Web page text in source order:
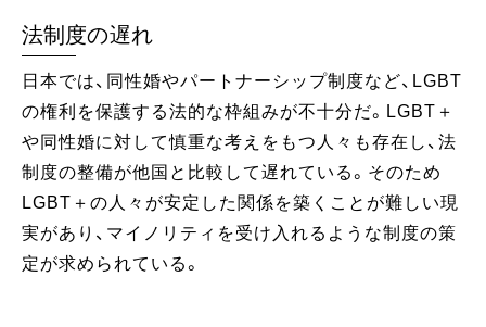
法制度の遅れ
日本では、同性婚やパートナーシップ制度など、LGBT
の権利を保護する法的な枠組みが不十分だ。LGBT＋
や同性婚に対して慎重な考えをもつ人々も存在し、法
制度の整備が他国と比較して遅れている。そのため
LGBT＋の人々が安定した関係を築くことが難しい現
実があり、マイノリティを受け入れるような制度の策
定が求められている。